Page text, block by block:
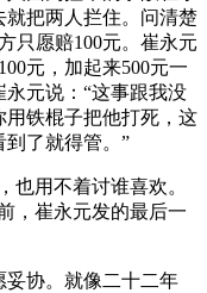
就把两人拦住。问清楚
只愿赔100元。崔永元
元，加起来500元一
元说：“这事跟我没
铁棍子把他打死，这
了就得管。”
也用不着讨谁喜欢。
，崔永元发的最后一
妥协。就像二十二年